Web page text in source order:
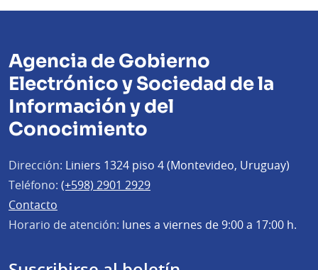
Agencia de Gobierno
Electrónico y Sociedad de la
Información y del
Conocimiento
Dirección: Liniers 1324 piso 4 (Montevideo, Uruguay)
Teléfono: (+598) 2901 2929
Contacto
Horario de atención: lunes a viernes de 9:00 a 17:00 h.